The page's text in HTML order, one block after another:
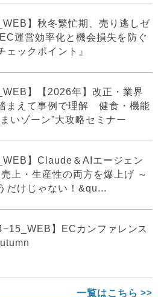
】秋冬繁忙期、売り逃しゼ
運営効率化と機会損失を防ぐ
ェックポイント』
】【2026年】改正・業界
まえて事例で理解 健食・機能
いゾーン”大攻略セミナー
】Claude＆AIエージェン
売上・生産性の両方を爆上げ ～
だけじゃない！&qu...
】ECカンファレンス
Autumn
一覧はこちら